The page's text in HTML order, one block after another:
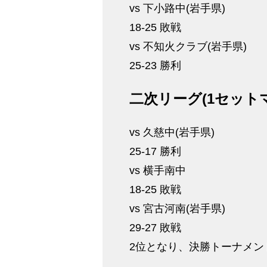
vs 下小路中(岩手県)
18-25 敗戦
vs 不知火クラブ(岩手県)
25-23 勝利
二次リーグ(1セット
vs 久慈中(岩手県)
25-17 勝利
vs 横手南中
18-25 敗戦
vs 宮古河南(岩手県)
29-27 敗戦
2位となり、決勝トーナメン